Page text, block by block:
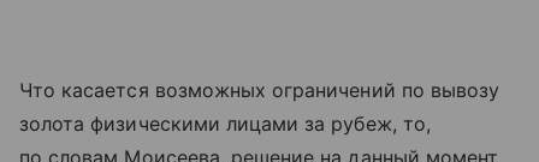
Что касается возможных ограничений по вывозу
золота физическими лицами за рубеж, то,
по словам Моисеева, решение на данный момент